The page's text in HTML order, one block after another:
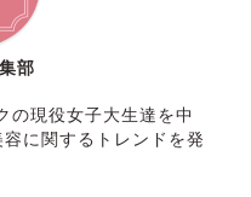
部
の現役女子大生達を中
に関するトレンドを発